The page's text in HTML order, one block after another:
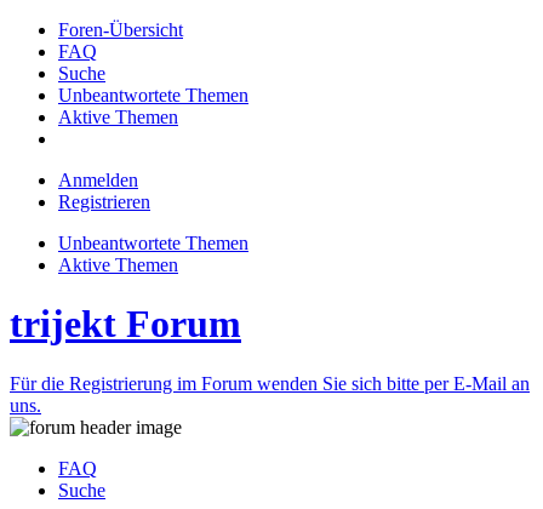
Foren-Übersicht
FAQ
Suche
Unbeantwortete Themen
Aktive Themen
Anmelden
Registrieren
Unbeantwortete Themen
Aktive Themen
trijekt Forum
Für die Registrierung im Forum wenden Sie sich bitte per E-Mail an
uns.
FAQ
Suche